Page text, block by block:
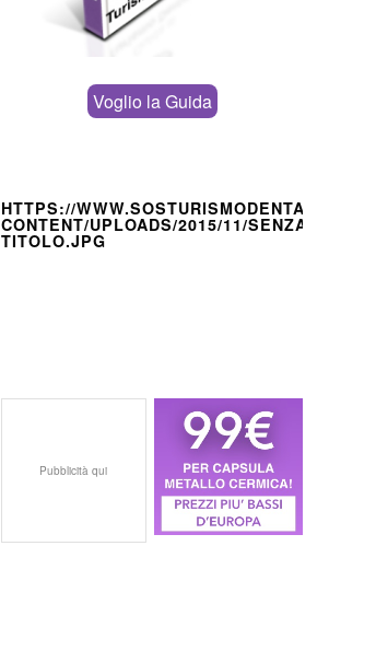
Voglio la Guida
HTTPS://WWW.SOSTURISMODENTALE.IT/
CONTENT/UPLOADS/2015/11/SENZA-
TITOLO.JPG
Pubblicità qui